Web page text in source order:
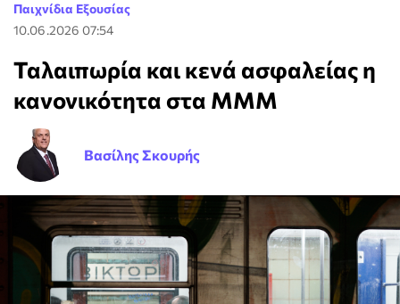
Παιχνίδια Εξουσίας
10.06.2026 07:54
Ταλαιπωρία και κενά ασφαλείας η
κανονικότητα στα ΜΜΜ
Βασίλης Σκουρής